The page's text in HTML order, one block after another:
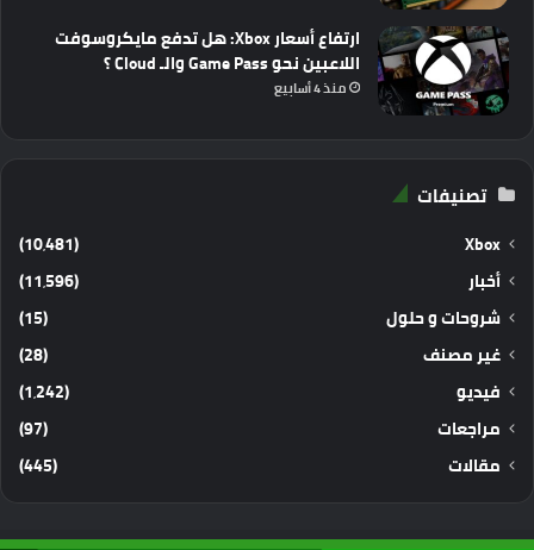
ارتفاع أسعار Xbox: هل تدفع مايكروسوفت
اللاعبين نحو Game Pass والـ Cloud ؟
منذ 4 أسابيع
تصنيفات
Xbox
(10٬481)
أخبار
(11٬596)
شروحات و حلول
(15)
غير مصنف
(28)
فيديو
(1٬242)
مراجعات
(97)
مقالات
(445)